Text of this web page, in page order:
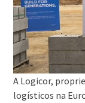
A Logicor,
logísticos na